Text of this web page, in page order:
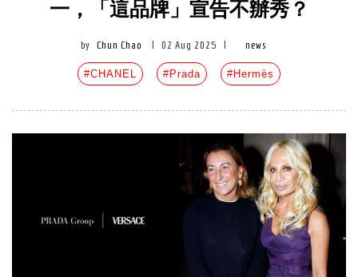
一，「這品牌」宣告不辦秀？
by Chun Chao 02 Aug 2025 news
#CHANEL #Prada #Hermès